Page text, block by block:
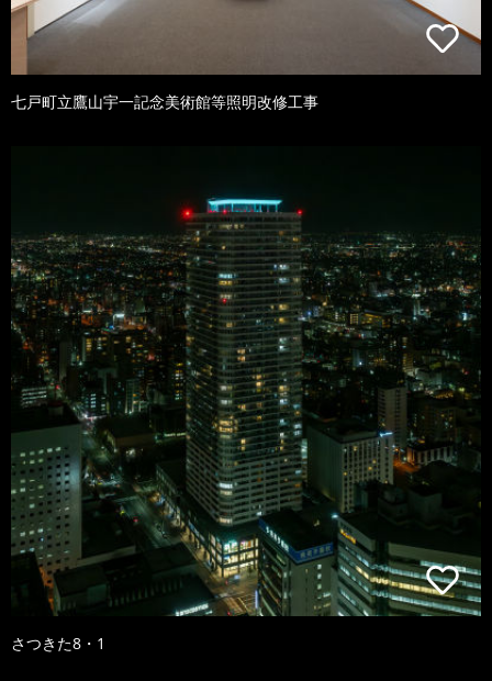
七戸町立鷹山宇一記念美術館等照明改修工事
さつきた8・1